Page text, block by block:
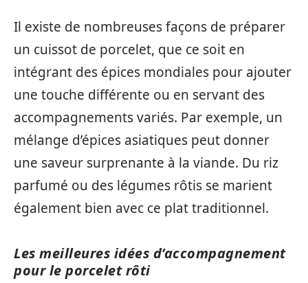
Il existe de nombreuses façons de préparer
un cuissot de porcelet, que ce soit en
intégrant des épices mondiales pour ajouter
une touche différente ou en servant des
accompagnements variés. Par exemple, un
mélange d’épices asiatiques peut donner
une saveur surprenante à la viande. Du riz
parfumé ou des légumes rôtis se marient
également bien avec ce plat traditionnel.
Les meilleures idées d’accompagnement
pour le porcelet rôti